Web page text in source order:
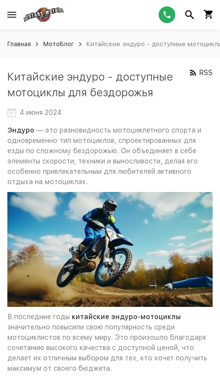
Главная МотоБлог Китайские эндуро - доступные
Китайские эндуро - доступные
мотоциклы для бездорожья
RSS
4 июня 2024
Эндуро — это разновидность мотоциклетного спорта и
одновременно тип мотоциклов, спроектированных для
езды по сложному бездорожью. Он объединяет в себе
элементы скорости, техники и выносливости, делая его
особенно привлекательным для любителей активного
отдыха на мотоциклах.
В последние годы китайские эндуро-мотоциклы
значительно повысили свою популярность среди
мотоциклистов по всему миру. Это произошло благодаря
сочетанию высокого качества с доступной ценой, что
делает их отличным выбором для тех, кто хочет получить
максимум от своего бюджета.